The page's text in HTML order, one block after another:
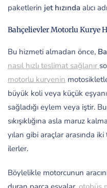
paketlerin jet hızında alıcı
Bahçelievler Motorlu Kurye
Bu hizmeti almadan önce,
nasıl hızlı teslimat sağlanır
motorlu kuryenin
büyük koli veya küçük
sağladığı eylem veya iştir.
sıkışıklığına asla maruz
yılan gibi araçlar arasında
ilerler.
Böylelikle motorcunun